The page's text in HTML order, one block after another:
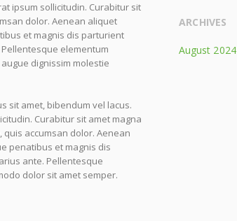
ipsum sollicitudin. Curabitur sit
dolor. Aenean aliquet
et magnis dis parturient
elementum
dignissim molestie
sit amet, bibendum vel lacus.
Curabitur sit amet magna
accumsan dolor. Aenean
penatibus et magnis dis
ante. Pellentesque
dolor sit amet semper.
ARCHIVES
August 2024